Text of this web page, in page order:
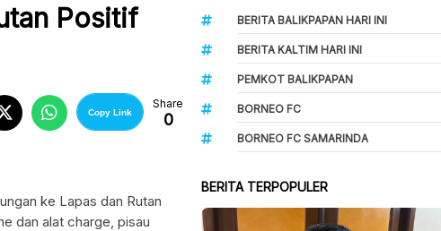
Positif
Copy Link
Share
0
ke Lapas dan Rutan
dan alat charge, pisau
BERITA BALIKPAPAN HARI INI
BERITA KALTIM HARI INI
PEMKOT BALIKPAPAN
BORNEO FC
BORNEO FC SAMARINDA
BERITA TERPOPULER